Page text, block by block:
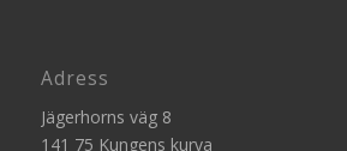
Adress
Jägerhorns väg 8
141 75 Kungens kurva